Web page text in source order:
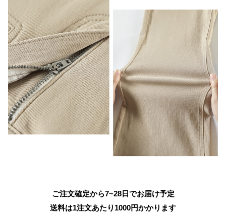
ご注文確定から7~28日でお届け予定
送料は1注文あたり 1000円かかります